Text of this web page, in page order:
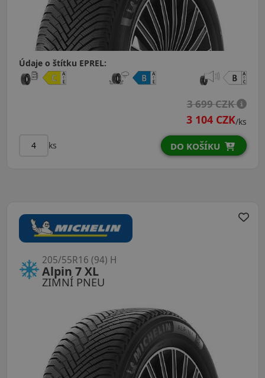
Údaje o štítku EPREL:
3 699 CZK
3 104 CZK/ks
ks DO KOŠÍKU
ZIMNÍ PNEU
Alpin 7 XL
205/55R16 (94) H